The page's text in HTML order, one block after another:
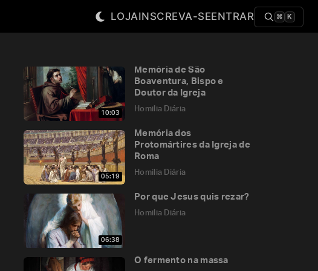
LOJAINSCREVA-SEENTRAR ⌘ K
10:03
Memória de São
Boaventura, Bispo e
Doutor da Igreja
Homilia Diária
05:19
Memória dos
Protomártires da Igreja de
Roma
Homilia Diária
06:38
Por que Jesus quis rezar?
Homilia Diária
O fermento na massa